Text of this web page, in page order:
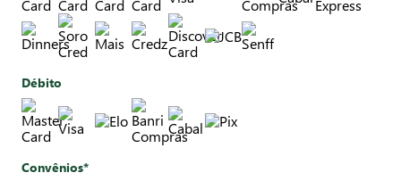
Débito
Convênios*